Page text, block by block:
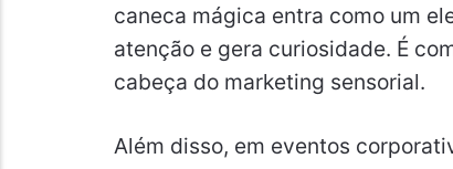
caneca mágica entra como um
atenção e gera curiosidade. É
cabeça do marketing sensorial.
Além disso, em eventos